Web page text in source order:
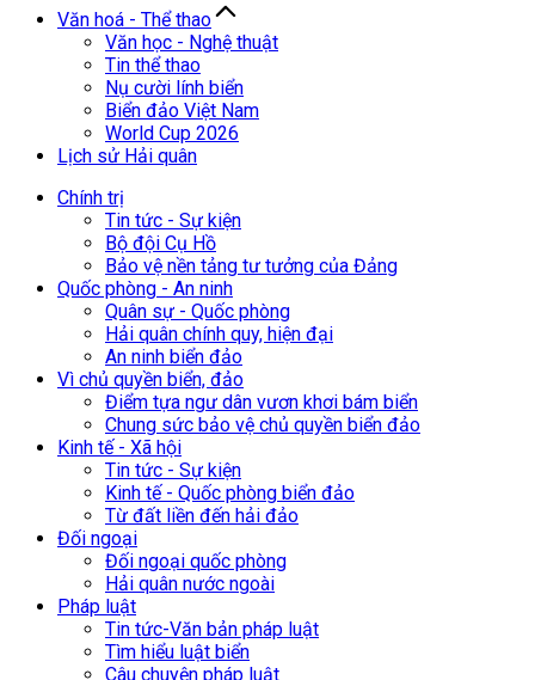
Văn hoá - Thể thao
Văn học - Nghệ thuật
Tin thể thao
Nụ cười lính biển
Biển đảo Việt Nam
World Cup 2026
Lịch sử Hải quân
Chính trị
Tin tức - Sự kiện
Bộ đội Cụ Hồ
Bảo vệ nền tảng tư tưởng của Đảng
Quốc phòng - An ninh
Quân sự - Quốc phòng
Hải quân chính quy, hiện đại
An ninh biển đảo
Vì chủ quyền biển, đảo
Điểm tựa ngư dân vươn khơi bám biển
Chung sức bảo vệ chủ quyền biển đảo
Kinh tế - Xã hội
Tin tức - Sự kiện
Kinh tế - Quốc phòng biển đảo
Từ đất liền đến hải đảo
Đối ngoại
Đối ngoại quốc phòng
Hải quân nước ngoài
Pháp luật
Tin tức-Văn bản pháp luật
Tìm hiểu luật biển
Câu chuyện pháp luật